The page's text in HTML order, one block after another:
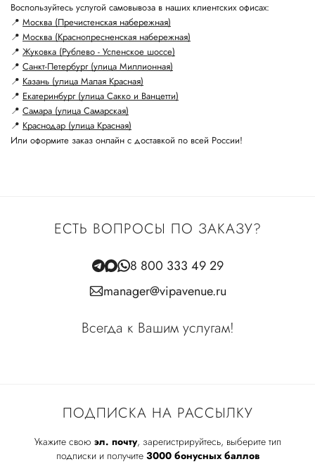
Воспользуйтесь услугой самовывоза в наших клиентских офисах:
📍 Москва (Пречистенская набережная)
📍 Москва (Краснопресненская набережная)
📍 Жуковка (Рублево - Успенское шоссе)
📍 Санкт-Петербург (улица Миллионная)
📍 Казань (улица Малая Красная)
📍 Екатеринбург (улица Сакко и Ванцетти)
📍 Самара (улица Самарская)
📍 Краснодар (улица Красная)
Или оформите заказ онлайн с доставкой по всей России!
ПОДПИСКА НА РАССЫЛКУ
Укажите свою эл. почту, зарегистрируйтесь, выберите тип
подписки и получите 3000 бонусных баллов
ЕСТЬ ВОПРОСЫ ПО ЗАКАЗУ?
8 800 333 49 29
manager@vipavenue.ru
Всегда к Вашим услугам!